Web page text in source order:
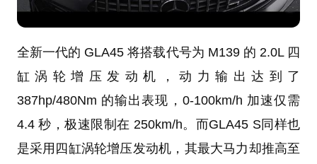
全新一代的 GLA45 将搭载代号为 M139 的 2.0L 四
缸涡轮增压发动机，动力输出达到了
387hp/480Nm 的输出表现，0-100km/h 加速仅需
4.4 秒，极速限制在 250km/h。而GLA45 S同样也
是采用四缸涡轮增压发动机，其最大马力却推高至